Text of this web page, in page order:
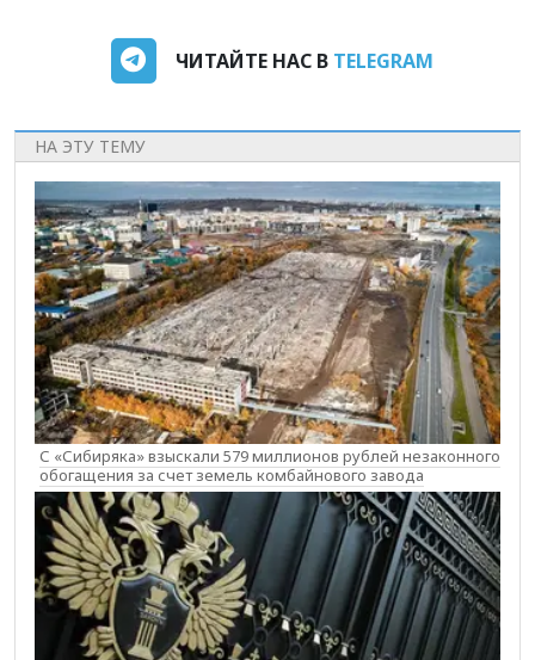
ЧИТАЙТЕ НАС В TELEGRAM
НА ЭТУ ТЕМУ
С «Сибиряка» взыскали 579 миллионов рублей незаконного
обогащения за счет земель комбайнового завода